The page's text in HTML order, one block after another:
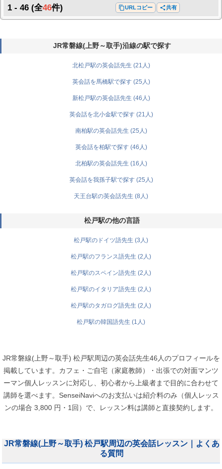
1 - 46 (全46件) content_copyURLコピー share共有
JR常磐線(上野～取手)沿線の駅で探す
北松戸駅の英会話先生 (21人)
英会話を馬橋駅で探す (25人)
新松戸駅の英会話先生 (46人)
英会話を北小金駅で探す (21人)
南柏駅の英会話先生 (25人)
英会話を柏駅で探す (46人)
北柏駅の英会話先生 (16人)
英会話を我孫子駅で探す (25人)
天王台駅の英会話先生 (8人)
松戸駅の他の言語
松戸駅のドイツ語先生 (3人)
松戸駅のフランス語先生 (2人)
松戸駅のスペイン語先生 (2人)
松戸駅のイタリア語先生 (2人)
松戸駅のタガログ語先生 (2人)
松戸駅の韓国語先生 (1人)
JR常磐線(上野～取手) 松戸駅周辺の英会話先生46人のプロフィールを
掲載しています。カフェ・ご自宅（家庭教師）・出張での対面マンツ
ーマン個人レッスンに対応し、初心者から上級者まで目的に合わせて
講師を選べます。SenseiNaviへのお支払いは紹介料のみ（個人レッス
ンの場合 3,800 円・1回）で、レッスン料は講師と直接契約します。
JR常磐線(上野～取手) 松戸駅周辺の英会話レッスン｜よくあ
る質問